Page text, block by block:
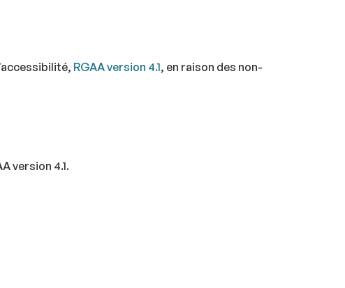
RGAA version 4.1, en raison des non-
version 4.1.